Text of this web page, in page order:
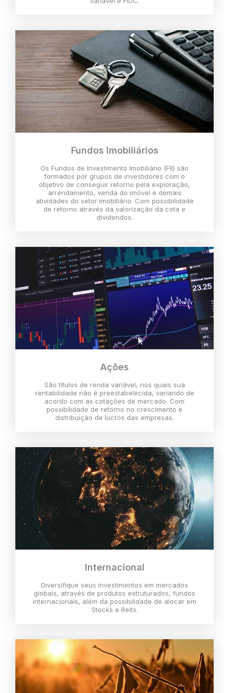
Fundos Imobiliários
Os Fundos de Investimento Imobiliário (FII) são
formados por grupos de investidores com o
objetivo de conseguir retorno pela exploração,
arrendamento, venda do imóvel e demais
atividades do setor imobiliário. Com possibilidade
de retorno através da valorização da cota e
dividendos.
Ações
São títulos de renda variável, nos quais sua
rentabilidade não é preestabelecida, variando de
acordo com as cotações de mercado. Com
possibilidade de retorno no crescimento e
distribuição de lucros das empresas.
Internacional
Diversifique seus investimentos em mercados
globais, através de produtos estruturados, fundos
internacionais, além da possibilidade de alocar em
Stocks e Reits.